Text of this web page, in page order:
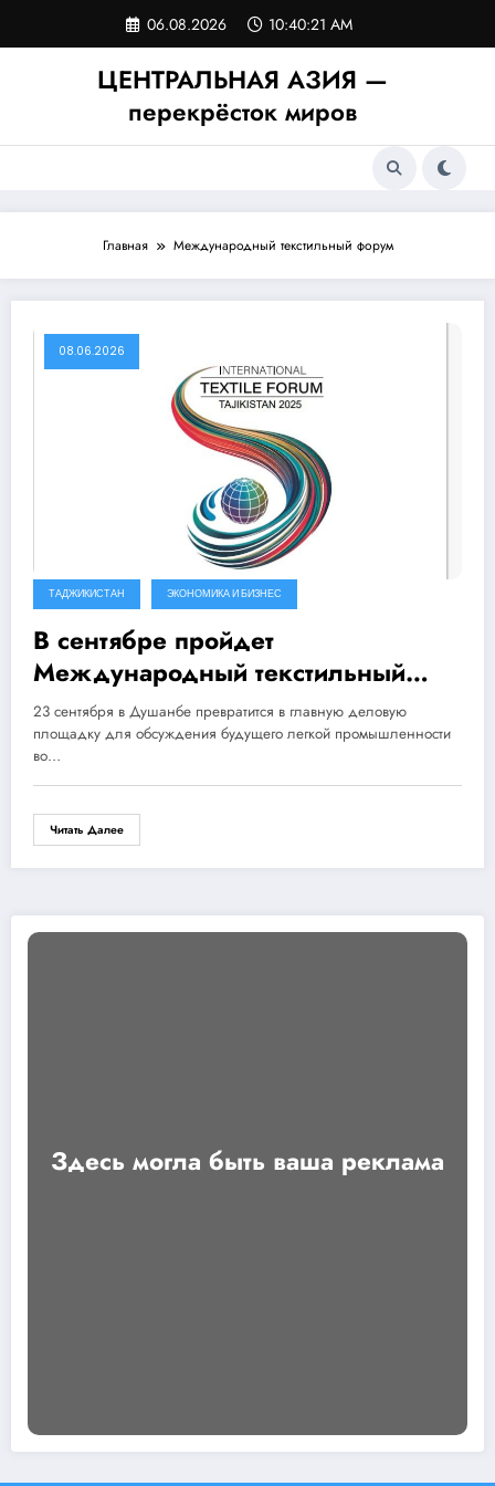
содержимому
06.08.2026 10:40:21 AM
ЦЕНТРАЛЬНАЯ АЗИЯ —
перекрёсток миров
Главная Международный текстильный форум
08.06.2026
ТАДЖИКИСТАН ЭКОНОМИКА И БИЗНЕС
В сентябре пройдет
Международный текстильный
форум Таджикистан- 2026
23 сентября в Душанбе превратится в главную деловую
площадку для обсуждения будущего легкой промышленности
во…
Читать Далее
Здесь могла быть ваша реклама